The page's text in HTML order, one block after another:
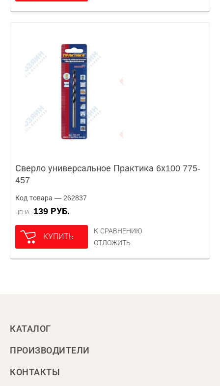
Сверло универсальное Практика 6х100 775-
457
Код товара — 262837
ЦЕНА 139 РУБ.
КУПИТЬ
К СРАВНЕНИЮ
ОТЛОЖИТЬ
КАТАЛОГ
ПРОИЗВОДИТЕЛИ
КОНТАКТЫ